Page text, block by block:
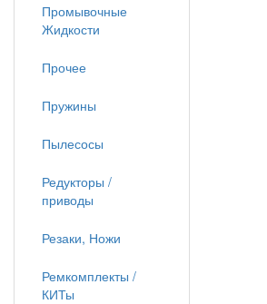
Промывочные
Жидкости
Прочее
Пружины
Пылесосы
Редукторы /
приводы
Резаки, Ножи
Ремкомплекты /
КИТы